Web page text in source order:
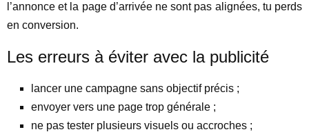
l’annonce et la page d’arrivée ne sont pas alignées, tu perds
en conversion.
Les erreurs à éviter avec la publicité
lancer une campagne sans objectif précis ;
envoyer vers une page trop générale ;
ne pas tester plusieurs visuels ou accroches ;